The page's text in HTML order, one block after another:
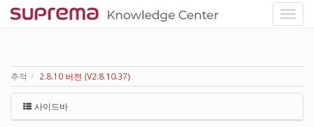
추적 2.8.10 버전 (V2.8.10.37)
사이드바